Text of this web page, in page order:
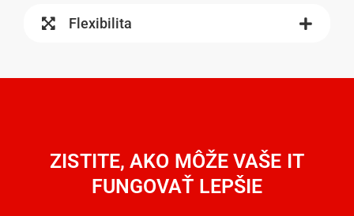
Flexibilita
ZISTITE, AKO MÔŽE VAŠE IT
FUNGOVAŤ LEPŠIE